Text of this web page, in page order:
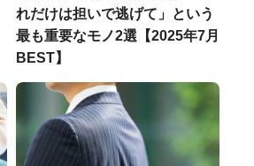
れだけは担いで逃げて」という
最も重要なモノ2選【2025年7月
BEST】